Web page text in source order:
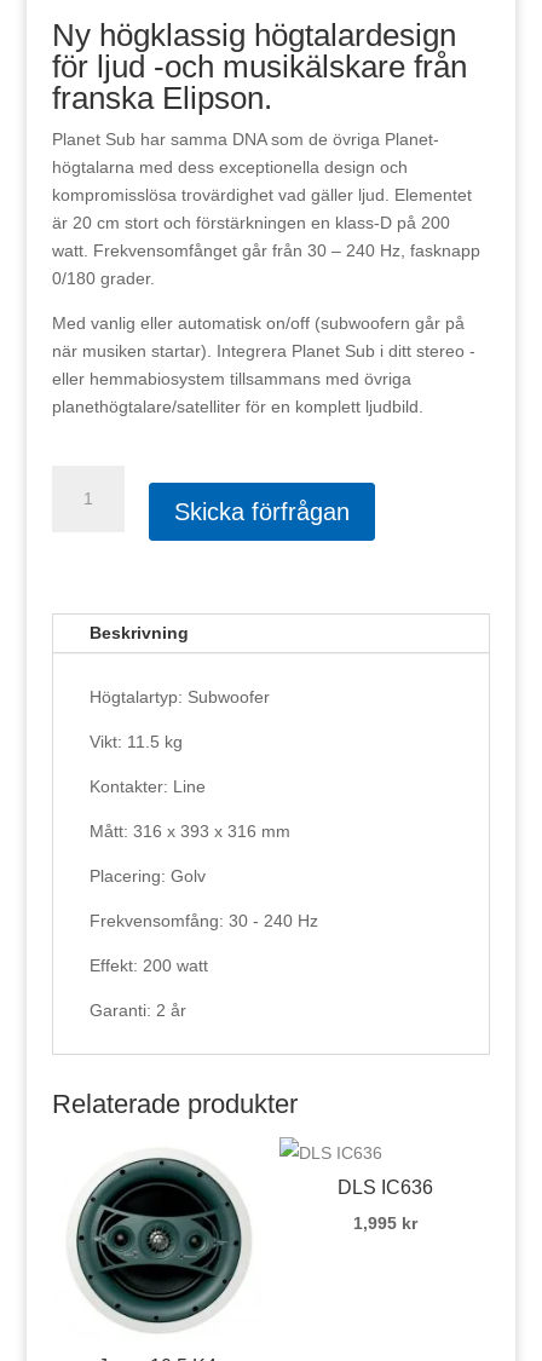
Ny högklassig högtalardesign
för ljud -och musikälskare från
franska Elipson.
Planet Sub har samma DNA som de övriga Planet-
högtalarna med dess exceptionella design och
kompromisslösa trovärdighet vad gäller ljud. Elementet
är 20 cm stort och förstärkningen en klass-D på 200
watt. Frekvensomfånget går från 30 – 240 Hz, fasknapp
0/180 grader.
Med vanlig eller automatisk on/off (subwoofern går på
när musiken startar). Integrera Planet Sub i ditt stereo -
eller hemmabiosystem tillsammans med övriga
planethögtalare/satelliter för en komplett ljudbild.
Planet
Skicka förfrågan
Beskrivning
Högtalartyp: Subwoofer
Vikt: 11.5 kg
Kontakter: Line
Mått: 316 x 393 x 316 mm
Placering: Golv
Frekvensomfång: 30 - 240 Hz
Effekt: 200 watt
Garanti: 2 år
Relaterade produkter
DLS IC636
1,995 kr